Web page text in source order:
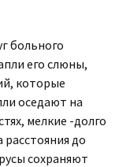
больного
его слюны,
которые
оседают на
мелкие -долго
расстояния до
сохраняют